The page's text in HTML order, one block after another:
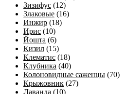
Зизифус (12)
Злаковые (16)
Инжир (18)
Ирис (10)
Йошта (6)
Кизил (15)
Клематис (18)
Клубника (40)
Колоновидные саженцы (70)
Крыжовник (27)
Лаванда (10)